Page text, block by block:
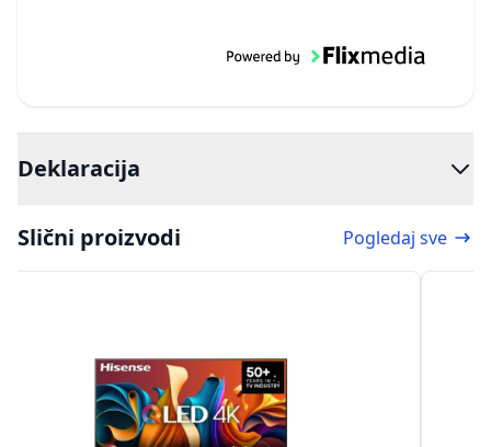
Deklaracija
Slični proizvodi Pogledaj sve